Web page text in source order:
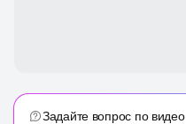
Задайте вопрос по видео